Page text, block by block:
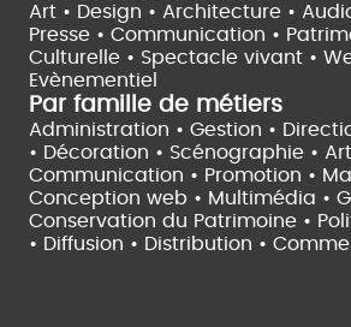
Art • Design • Architecture •
Presse • Communication •
Culturelle • Spectacle vivant •
Evènementiel
Par famille de métiers
Administration • Gestion •
• Décoration • Scénographie •
Communication • Promotion •
Conception web • Multimédia •
Conservation du Patrimoine •
• Diffusion • Distribution •